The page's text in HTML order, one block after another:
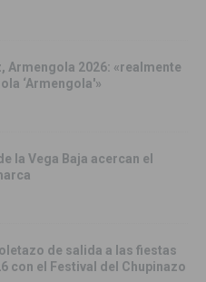
Armengola 2026: «realmente
‘Armengola'»
la Vega Baja acercan el
de salida a las fiestas
con el Festival del Chupinazo